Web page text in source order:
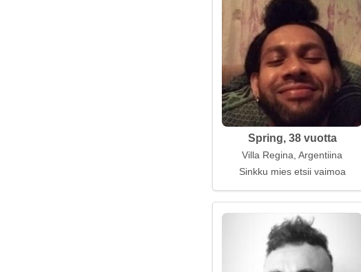
Spring, 38 vuotta
Villa Regina, Argentiina
Sinkku mies etsii vaimoa